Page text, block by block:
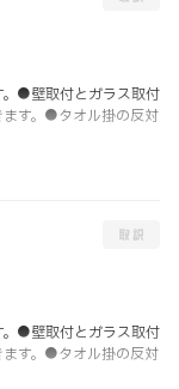
●壁取付とガラス取付
す。●タオル掛の反対
●壁取付とガラス取付
す。●タオル掛の反対